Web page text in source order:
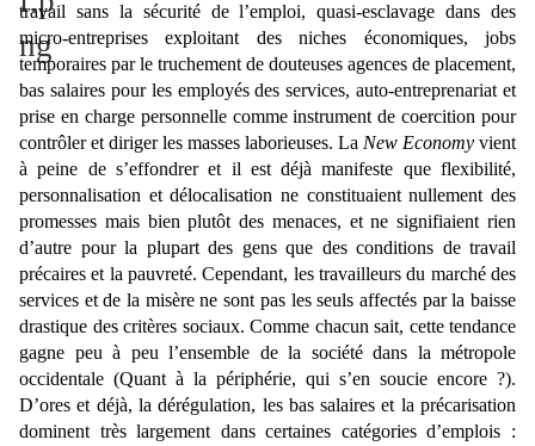
travail sans la sécurité de l’emploi, quasi-esclavage dans des
micro-entreprises exploitant des niches économiques, jobs
temporaires par le truchement de douteuses agences de placement,
bas salaires pour les employés des services, auto-entreprenariat et
prise en charge personnelle comme instrument de coercition pour
contrôler et diriger les masses laborieuses. La New Economy vient
à peine de s’effondrer et il est déjà manifeste que flexibilité,
personnalisation et délocalisation ne constituaient nullement des
promesses mais bien plutôt des menaces, et ne signifiaient rien
d’autre pour la plupart des gens que des conditions de travail
précaires et la pauvreté. Cependant, les travailleurs du marché des
services et de la misère ne sont pas les seuls affectés par la baisse
drastique des critères sociaux. Comme chacun sait, cette tendance
gagne peu à peu l’ensemble de la société dans la métropole
occidentale (Quant à la périphérie, qui s’en soucie encore ?).
D’ores et déjà, la dérégulation, les bas salaires et la précarisation
dominent très largement dans certaines catégories d’emplois :